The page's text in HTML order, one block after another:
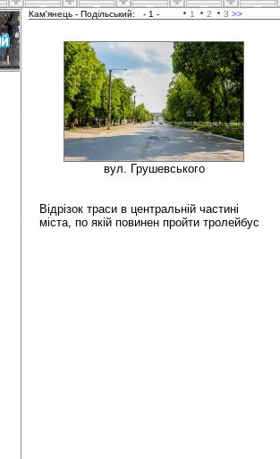
Кам'янець - Подільський: - 1 - 1 2 3 >>
вул. Грушевського
Відрізок траси в центральній частині
міста, по якій повинен пройти тролейбус